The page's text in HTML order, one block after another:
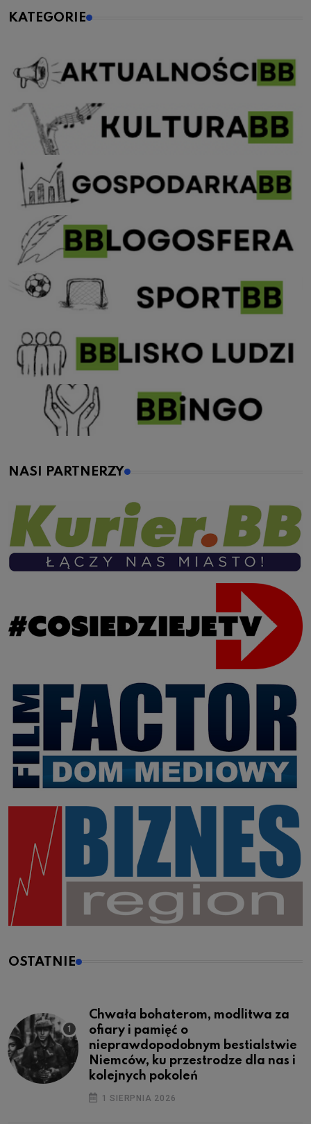
KATEGORIE
NASI PARTNERZY
OSTATNIE
Chwała bohaterom, modlitwa za
ofiary i pamięć o
nieprawdopodobnym bestialstwie
Niemców, ku przestrodze dla nas i
kolejnych pokoleń
1 SIERPNIA 2026